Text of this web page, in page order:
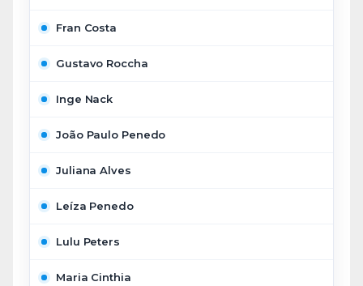
Fran Costa
Gustavo Roccha
Inge Nack
João Paulo Penedo
Juliana Alves
Leíza Penedo
Lulu Peters
Maria Cinthia